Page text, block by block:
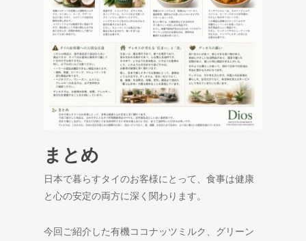
まとめ
日本で暮らすタイのお客様にとって、食事は健康
と心の安定の両方に深く関わります。
今回ご紹介した有機ココナッツミルク、グリーン